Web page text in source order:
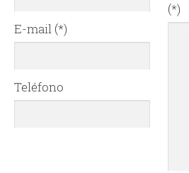
E-mail (*)
Teléfono
(*)